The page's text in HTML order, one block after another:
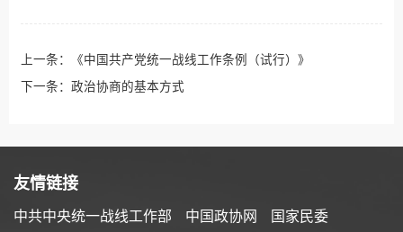
上一条：
《中国共产党统一战线工作条例（试行）》
下一条： 政治协商的基本方式
友情链接
中共中央统一战线工作部 中国政协网
国家民委